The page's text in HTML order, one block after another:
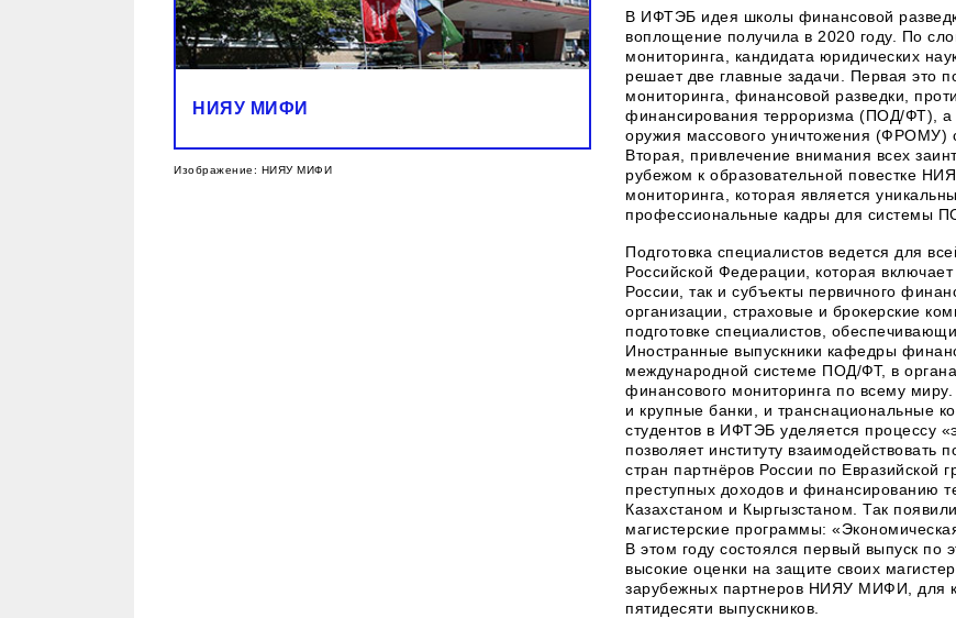
НИЯУ МИФИ
Изображение: НИЯУ МИФИ
В ИФТЭБ идея школы финансовой
воплощение получила в 2020 году. По
мониторинга, кандидата юридических
решает две главные задачи. Первая это
мониторинга, финансовой разведки,
финансирования терроризма (ПОД/ФТ), а
оружия массового уничтожения (ФРОМУ)
Вторая, привлечение внимания всех
рубежом к образовательной повестке
мониторинга, которая является
профессиональные кадры для системы
Подготовка специалистов ведется для
Российской Федерации, которая
России, так и субъекты первичного
организации, страховые и брокерские
подготовке специалистов,
Иностранные выпускники кафедры
международной системе ПОД/ФТ, в
финансового мониторинга по всему
и крупные банки, и транснациональные
студентов в ИФТЭБ уделяется процессу
позволяет институту
стран партнёров России по Евразийской
преступных доходов и финансированию
Казахстаном и Кыргызстаном. Так
магистерские программы:
В этом году состоялся первый выпуск по
высокие оценки на защите своих
зарубежных партнеров НИЯУ МИФИ, для
пятидесяти выпускников.